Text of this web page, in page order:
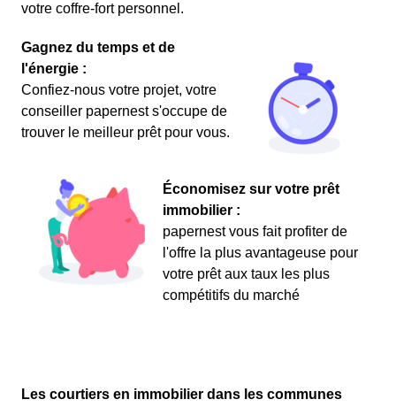
votre coffre-fort personnel.
Gagnez du temps et de
l'énergie :
Confiez-nous votre projet, votre
conseiller papernest s'occupe de
trouver le meilleur prêt pour vous.
Économisez sur votre prêt
immobilier :
papernest vous fait profiter de
l'offre la plus avantageuse pour
votre prêt aux taux les plus
compétitifs du marché
Les courtiers en immobilier dans les communes